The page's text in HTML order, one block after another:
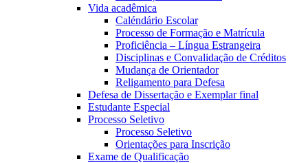
Vida acadêmica
Caléndário Escolar
Processo de Formação e Matrícula
Proficiência – Língua Estrangeira
Disciplinas e Convalidação de Créditos
Mudança de Orientador
Religamento para Defesa
Defesa de Dissertação e Exemplar final
Estudante Especial
Processo Seletivo
Processo Seletivo
Orientações para Inscrição
Exame de Qualificação